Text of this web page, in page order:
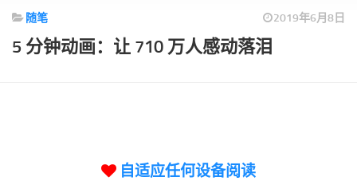
随笔 2019年6月8日
5 分钟动画：让 710 万人感动落泪
自适应任何设备阅读